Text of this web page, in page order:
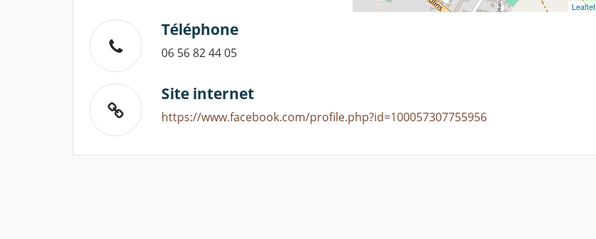
Leaflet
Téléphone
06 56 82 44 05
Site internet
https://www.facebook.com/profile.php?id=100057307755956